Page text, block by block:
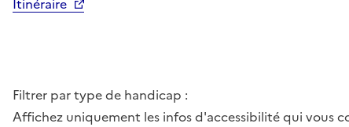
Filtrer par type de handicap :
Affichez uniquement les infos d'accessibilité qui vous